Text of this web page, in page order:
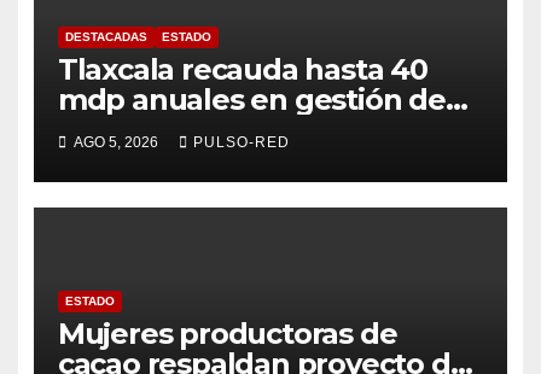
DESTACADAS ESTADO
Tlaxcala recauda hasta 40
mdp anuales en gestión de
residuos: PAA
AGO 5, 2026 PULSO-RED
ESTADO
Mujeres productoras de
cacao respaldan proyecto de